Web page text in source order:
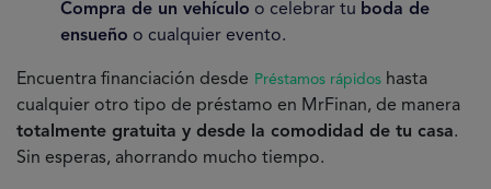
Compra de un vehículo o celebrar tu boda de
ensueño o cualquier evento.
Encuentra financiación desde Préstamos rápidos hasta
cualquier otro tipo de préstamo en MrFinan, de manera
totalmente gratuita y desde la comodidad de tu casa.
Sin esperas, ahorrando mucho tiempo.